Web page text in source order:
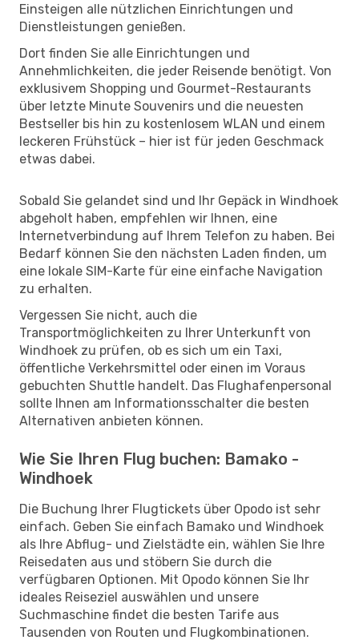
Einsteigen alle nützlichen Einrichtungen und
Dienstleistungen genießen.
Dort finden Sie alle Einrichtungen und
Annehmlichkeiten, die jeder Reisende benötigt. Von
exklusivem Shopping und Gourmet-Restaurants
über letzte Minute Souvenirs und die neuesten
Bestseller bis hin zu kostenlosem WLAN und einem
leckeren Frühstück – hier ist für jeden Geschmack
etwas dabei.
Sobald Sie gelandet sind und Ihr Gepäck in Windhoek
abgeholt haben, empfehlen wir Ihnen, eine
Internetverbindung auf Ihrem Telefon zu haben. Bei
Bedarf können Sie den nächsten Laden finden, um
eine lokale SIM-Karte für eine einfache Navigation
zu erhalten.
Vergessen Sie nicht, auch die
Transportmöglichkeiten zu Ihrer Unterkunft von
Windhoek zu prüfen, ob es sich um ein Taxi,
öffentliche Verkehrsmittel oder einen im Voraus
gebuchten Shuttle handelt. Das Flughafenpersonal
sollte Ihnen am Informationsschalter die besten
Alternativen anbieten können.
Wie Sie Ihren Flug buchen: Bamako -
Windhoek
Die Buchung Ihrer Flugtickets über Opodo ist sehr
einfach. Geben Sie einfach Bamako und Windhoek
als Ihre Abflug- und Zielstädte ein, wählen Sie Ihre
Reisedaten aus und stöbern Sie durch die
verfügbaren Optionen. Mit Opodo können Sie Ihr
ideales Reiseziel auswählen und unsere
Suchmaschine findet die besten Tarife aus
Tausenden von Routen und Flugkombinationen.